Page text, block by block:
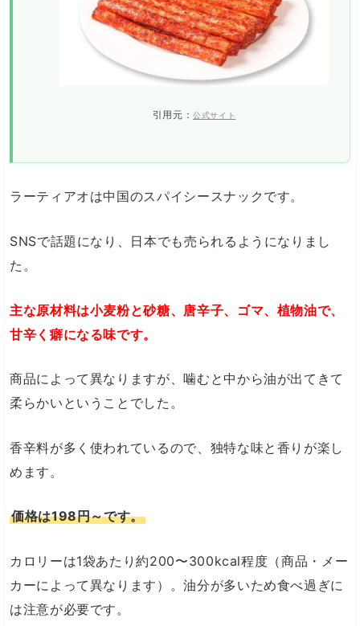
引用元：公式サイト
ラーティアオは中国のスパイシースナックです。
SNSで話題になり、日本でも売られるようになりまし
た。
主な原材料は小麦粉と砂糖、唐辛子、ゴマ、植物油で、
甘辛く癖になる味です。
商品によって異なりますが、噛むと中から油が出てきて
柔らかいということでした。
香辛料が多く使われているので、独特な味と香りが楽し
めます。
価格は198円～です。
カロリーは1袋あたり約200〜300kcal程度（商品・メー
カーによって異なります）。油分が多いため食べ過ぎに
は注意が必要です。